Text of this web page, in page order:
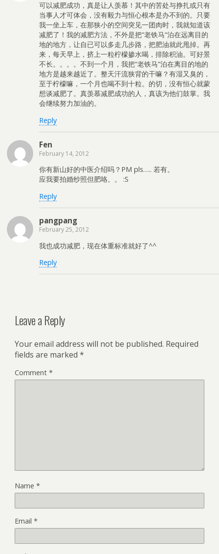
可以减肥成功，真是让人羡慕！其中的苦处与挣扎或只有
当事人才可体会，没有毅力与恒心根本是办不到的。只要
我一坐上车，在那狭小的空间突见一团肉时，我就知道该
减肥了！我的减肥方法，不外是把“老铁马“泊在远离目的
地的地方，让自已可以多走几步路，把肥油就此甩掉。再
来，每天早上，挤上一粒柠檬掺水喝，排除积油。可好景
不长。。。。不到一个月，我把“老铁马“泊在离目的地的
地方是越来越近了。整天汗流狭背的干嘛？有湿又臭的，
至于柠檬嘛，一个月也喝不到十粒。的切，没有恒心就蒙
想谈减肥了。真羡慕减肥成功的人，真该为他们鼓掌。我
会继续努力加油的。
Reply
Fen
February 14, 2012
你有新山好的中医介绍吗？PM pls….. 若有。
应我要拍婚纱照但肥咯。。 :S
Reply
pangpang
February 25, 2012
我也成功减肥，现在体重标准就好了^^
Reply
Leave a Reply
Your email address will not be published. Required
fields are marked *
Comment *
Name *
Email *